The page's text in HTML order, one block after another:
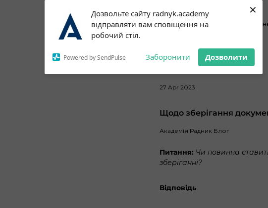
Дозвольте сайту radnyk.academy
відправляти вам сповіщення на
робочий стіл.
Powered by SendPulse Заборонити Дозволити
×
notifications!
To enable permission prompts, click
on the notification icon
27 Apr 2023
Щодо зберігання
Академія Радник Блог
Питання: Чи повинна
зберіганні?
Відповідь